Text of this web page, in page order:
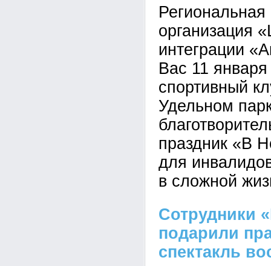
организация
интеграции
Вас 11
спортивный
Удельном
праздник «В
для
в сложной
Сотрудники
подарили
спектакль